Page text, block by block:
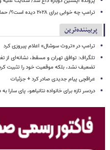
ترامپ چه خوابی برای ۲۰۲۸ دیده است؟/ حمایت محرمانه از نامزدی جی‌دی ونس
پربیننده‌ترین
ترامپ در «تروث سوشال» اعلام پیروزی کرد
تلگراف: توافق تهران و مسقط، نشانه‌ای از
تضعیف نشد، بلکه موقعیت خود را تثبیت
عراقچی پیام جدیدی صادر کرد + جزئیات
دردسر تازه برای خانواده نتانیاهو، پای سارا